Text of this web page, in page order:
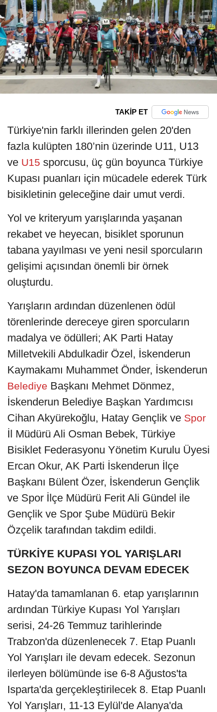
TAKİP ET
Türkiye'nin farklı illerinden gelen 20'den
fazla kulüpten 180’nin üzerinde U11, U13
ve U15 sporcusu, üç gün boyunca Türkiye
Kupası puanları için mücadele ederek Türk
bisikletinin geleceğine dair umut verdi.
Yol ve kriteryum yarışlarında yaşanan
rekabet ve heyecan, bisiklet sporunun
tabana yayılması ve yeni nesil sporcuların
gelişimi açısından önemli bir örnek
oluşturdu.
Yarışların ardından düzenlenen ödül
törenlerinde dereceye giren sporcuların
madalya ve ödülleri; AK Parti Hatay
Milletvekili Abdulkadir Özel, İskenderun
Kaymakamı Muhammet Önder, İskenderun
Belediye Başkanı Mehmet Dönmez,
İskenderun Belediye Başkan Yardımcısı
Cihan Akyürekoğlu, Hatay Gençlik ve Spor
İl Müdürü Ali Osman Bebek, Türkiye
Bisiklet Federasyonu Yönetim Kurulu Üyesi
Ercan Okur, AK Parti İskenderun İlçe
Başkanı Bülent Özer, İskenderun Gençlik
ve Spor İlçe Müdürü Ferit Ali Gündel ile
Gençlik ve Spor Şube Müdürü Bekir
Özçelik tarafından takdim edildi.
TÜRKİYE KUPASI YOL YARIŞLARI
SEZON BOYUNCA DEVAM EDECEK
Hatay'da tamamlanan 6. etap yarışlarının
ardından Türkiye Kupası Yol Yarışları
serisi, 24-26 Temmuz tarihlerinde
Trabzon'da düzenlenecek 7. Etap Puanlı
Yol Yarışları ile devam edecek. Sezonun
ilerleyen bölümünde ise 6-8 Ağustos'ta
Isparta'da gerçekleştirilecek 8. Etap Puanlı
Yol Yarışları, 11-13 Eylül'de Alanya'da